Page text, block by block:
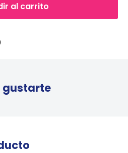
al carrito
gustarte